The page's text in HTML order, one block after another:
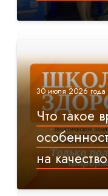
30 июля 2026 года
Что такое
на